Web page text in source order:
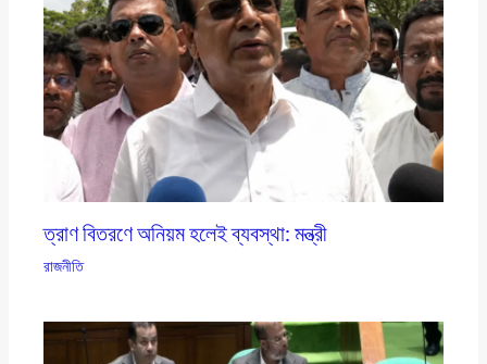
ত্রাণ বিতরণে অনিয়ম হলেই ব্যবস্থা: মন্ত্রী
রাজনীতি